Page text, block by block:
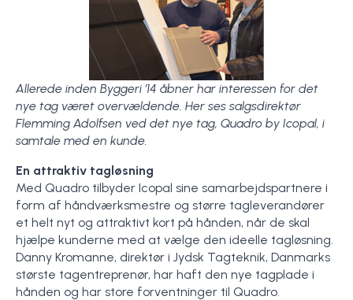
Allerede inden Byggeri ’14 åbner har interessen for det
nye tag været overvældende. Her ses salgsdirektør
Flemming Adolfsen ved det nye tag, Quadro by Icopal, i
samtale med en kunde.
En attraktiv tagløsning
Med Quadro tilbyder Icopal sine samarbejdspartnere i
form af håndværksmestre og større tagleverandører
et helt nyt og attraktivt kort på hånden, når de skal
hjælpe kunderne med at vælge den ideelle tagløsning.
Danny Kromanne, direktør i Jydsk Tagteknik, Danmarks
største tagentreprenør, har haft den nye tagplade i
hånden og har store forventninger til Quadro.